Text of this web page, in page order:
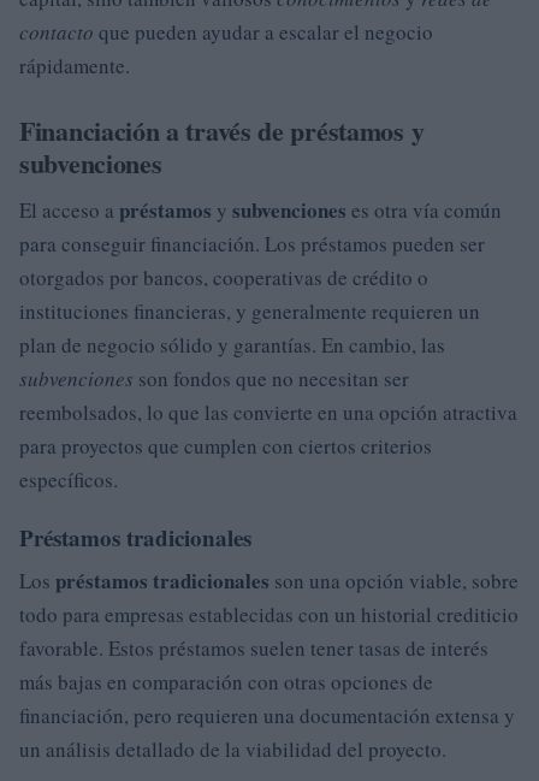
contacto que pueden ayudar a escalar el negocio
rápidamente.
Financiación a través de préstamos y
subvenciones
El acceso a préstamos y subvenciones es otra vía común
para conseguir financiación. Los préstamos pueden ser
otorgados por bancos, cooperativas de crédito o
instituciones financieras, y generalmente requieren un
plan de negocio sólido y garantías. En cambio, las
subvenciones son fondos que no necesitan ser
reembolsados, lo que las convierte en una opción atractiva
para proyectos que cumplen con ciertos criterios
específicos.
Préstamos tradicionales
Los préstamos tradicionales son una opción viable, sobre
todo para empresas establecidas con un historial crediticio
favorable. Estos préstamos suelen tener tasas de interés
más bajas en comparación con otras opciones de
financiación, pero requieren una documentación extensa y
un análisis detallado de la viabilidad del proyecto.